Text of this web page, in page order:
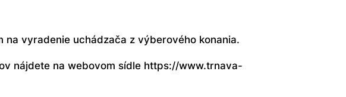
vyradenie uchádzača z výberového konania.
nájdete na webovom sídle https://www.trnava-